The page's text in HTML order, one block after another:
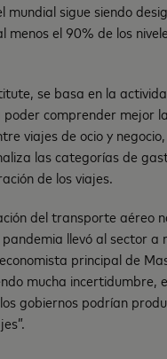
sigue siendo
el 90% de los
se basa en la
comprender mejor
viajes de ocio y
las categorías de
de los viajes.
del transporte aéreo
llevó al sector a
principal de
mucha incertidumbre,
gobiernos podrían